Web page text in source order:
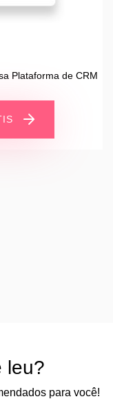
Plataforma de CRM
leu?
para você!